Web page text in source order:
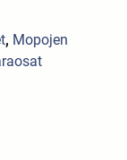
, Mopojen